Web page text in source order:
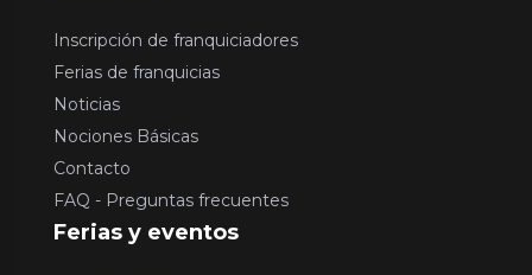
Inscripción de franquiciadores
Ferias de franquicias
Noticias
Nociones Básicas
Contacto
FAQ - Preguntas frecuentes
Ferias y eventos